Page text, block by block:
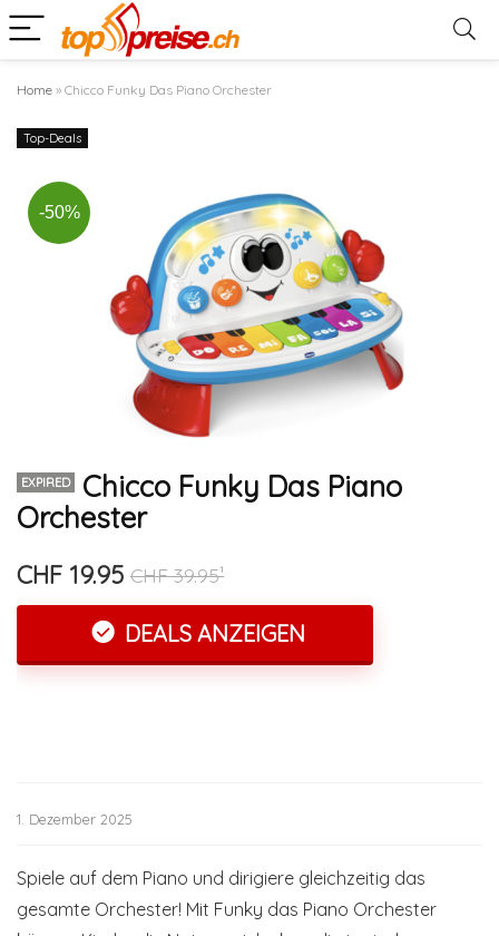
Home » Chicco Funky Das Piano Orchester
Top-Deals
-50%
EXPIRED
Chicco Funky Das Piano
Orchester
CHF 19.95 CHF 39.95¹
DEALS ANZEIGEN
1. Dezember 2025
Spiele auf dem Piano und dirigiere gleichzeitig das
gesamte Orchester! Mit Funky das Piano Orchester